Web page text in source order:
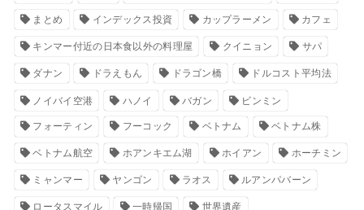
まとめ インデックス投資 カップラーメン カフェ
キンマー付近の日本食以外の料理屋 クイニョン サパ
ダナン ドラえもん ドラゴン橋 ドルコスト平均法
ノイバイ空港 ハノイ バガン ビンミン
フォーティン フーコック ベトナム ベトナム株
ベトナム航空 ホアンキエム湖 ホイアン ホーチミン
ミャンマー ヤンゴン ラオス ルアンパバーン
ロータスマイル 一時帰国 世界遺産